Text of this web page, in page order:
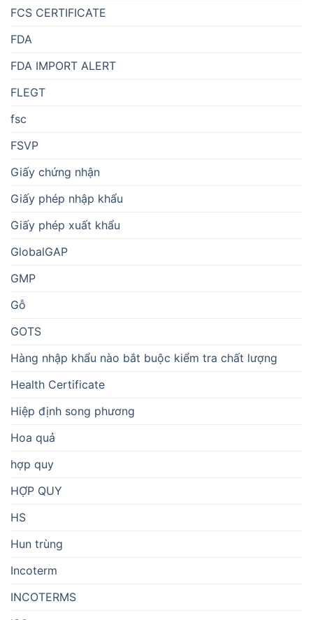
FCS CERTIFICATE
FDA
FDA IMPORT ALERT
FLEGT
fsc
FSVP
Giấy chứng nhận
Giấy phép nhập khẩu
Giấy phép xuất khẩu
GlobalGAP
GMP
Gỗ
GOTS
Hàng nhập khẩu nào bắt buộc kiểm tra chất lượng
Health Certificate
Hiệp định song phương
Hoa quả
hợp quy
HỢP QUY
HS
Hun trùng
Incoterm
INCOTERMS